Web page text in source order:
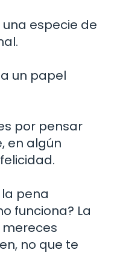
especie de
un papel
por pensar
en algún
pena
funciona? La
no que te